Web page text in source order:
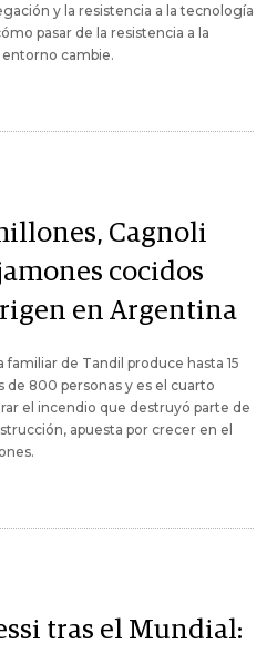
y la resistencia a la tecnología
pasar de la resistencia a la
cambie.
Cagnoli
cocidos
en Argentina
de Tandil produce hasta 15
de 800 personas y es el cuarto
el incendio que destruyó parte de
apuesta por crecer en el
tras el Mundial: